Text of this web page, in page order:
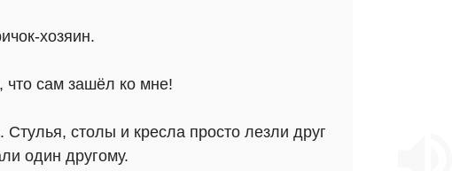
хозяин.
сам зашёл ко мне!
Стулья, столы и кресла просто лезли друг
один другому.